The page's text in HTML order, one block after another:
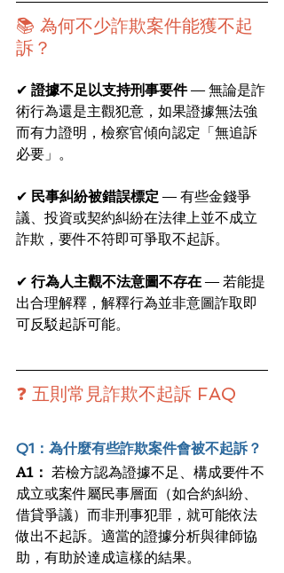
📚 為何不少詐欺案件能獲不起
訴？
✔ 證據不足以支持刑事要件 — 無論是詐
術行為還是主觀犯意，如果證據無法強
而有力證明，檢察官傾向認定「無追訴
必要」。
✔ 民事糾紛被錯誤標定 — 有些金錢爭
議、投資或契約糾紛在法律上並不成立
詐欺，要件不符即可爭取不起訴。
✔ 行為人主觀不法意圖不存在 — 若能提
出合理解釋，解釋行為並非意圖詐取即
可反駁起訴可能。
❓ 五則常見詐欺不起訴 FAQ
Q1：為什麼有些詐欺案件會被不起訴？
A1： 若檢方認為證據不足、構成要件不
成立或案件屬民事層面（如合約糾紛、
借貸爭議）而非刑事犯罪，就可能依法
做出不起訴。適當的證據分析與律師協
助，有助於達成這樣的結果。